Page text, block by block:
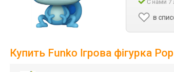
С нами 7
в
Купить Funko Ігрова фігурка